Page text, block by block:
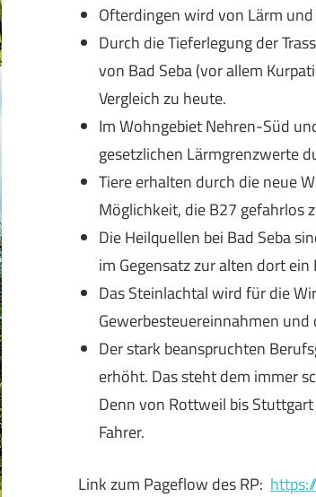
Ofterdingen wird von Lärm
Durch die Tieferlegung der
von Bad Seba (vor allem
Vergleich zu heute.
Im Wohngebiet Nehren-Süd
gesetzlichen Lärmgrenzwerte
Tiere erhalten durch die neue
Möglichkeit, die B27 gefahrlos
Die Heilquellen bei Bad Seba
im Gegensatz zur alten dort
Das Steinlachtal wird für die
Gewerbesteuereinnahmen
Der stark beanspruchten
erhöht. Das steht dem immer
Denn von Rottweil bis
Fahrer.
Link zum Pageflow des RP: